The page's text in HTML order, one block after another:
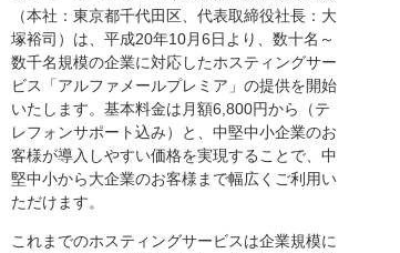
（本社：東京都千代田区、代表取締役社長：大
塚裕司）は、平成20年10月6日より、数十名～
数千名規模の企業に対応したホスティングサー
ビス「アルファメールプレミア」の提供を開始
いたします。基本料金は月額6,800円から（テ
レフォンサポート込み）と、中堅中小企業のお
客様が導入しやすい価格を実現することで、中
堅中小から大企業のお客様まで幅広くご利用い
ただけます。
これまでのホスティングサービスは企業規模に